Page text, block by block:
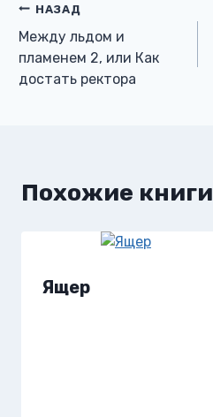
Навигация
по
записям
НАЗАД
Между льдом и
пламенем 2, или Как
достать ректора
Похожие книги
Ящер